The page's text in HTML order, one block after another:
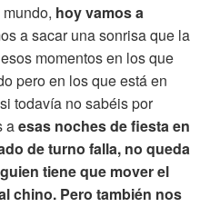
hoy vamos a
a sacar una sonrisa que la
momentos en los que
pero en los que está en
todavía no sabéis por
aesas noches de fiesta en
de turno falla, no queda
tiene que mover el
chino. Pero también nos